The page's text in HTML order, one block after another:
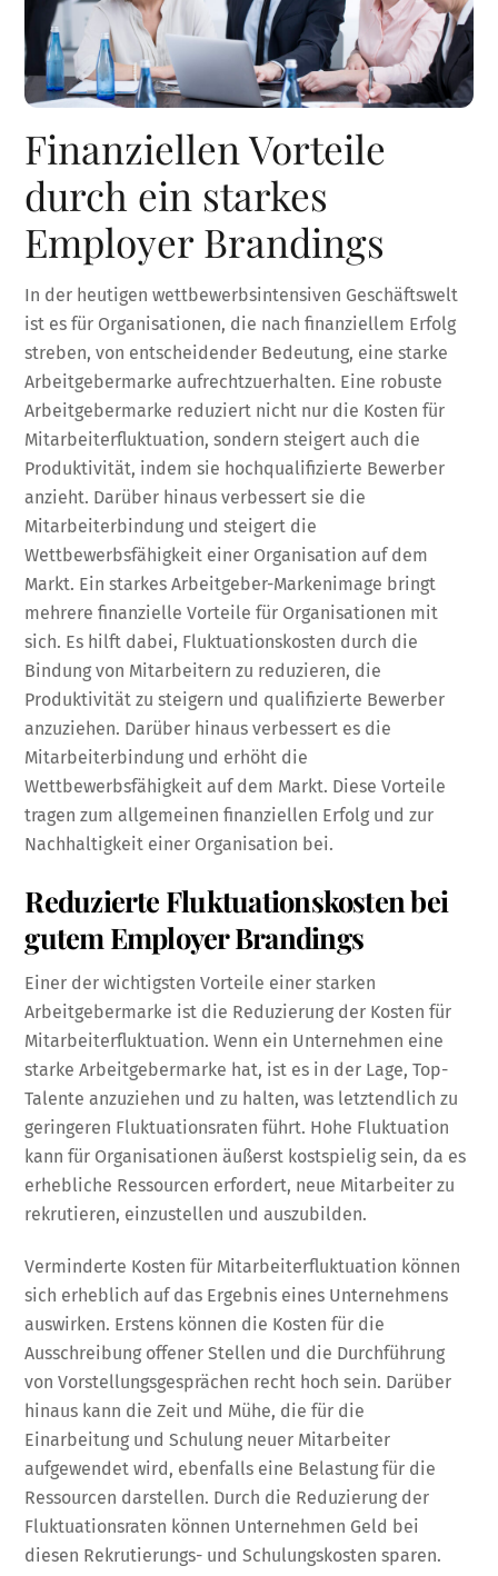
Finanziellen Vorteile
durch ein starkes
Employer Brandings
In der heutigen wettbewerbsintensiven Geschäftswelt
ist es für Organisationen, die nach finanziellem Erfolg
streben, von entscheidender Bedeutung, eine starke
Arbeitgebermarke aufrechtzuerhalten. Eine robuste
Arbeitgebermarke reduziert nicht nur die Kosten für
Mitarbeiterfluktuation, sondern steigert auch die
Produktivität, indem sie hochqualifizierte Bewerber
anzieht. Darüber hinaus verbessert sie die
Mitarbeiterbindung und steigert die
Wettbewerbsfähigkeit einer Organisation auf dem
Markt. Ein starkes Arbeitgeber-Markenimage bringt
mehrere finanzielle Vorteile für Organisationen mit
sich. Es hilft dabei, Fluktuationskosten durch die
Bindung von Mitarbeitern zu reduzieren, die
Produktivität zu steigern und qualifizierte Bewerber
anzuziehen. Darüber hinaus verbessert es die
Mitarbeiterbindung und erhöht die
Wettbewerbsfähigkeit auf dem Markt. Diese Vorteile
tragen zum allgemeinen finanziellen Erfolg und zur
Nachhaltigkeit einer Organisation bei.
Reduzierte Fluktuationskosten bei
gutem Employer Brandings
Einer der wichtigsten Vorteile einer starken
Arbeitgebermarke ist die Reduzierung der Kosten für
Mitarbeiterfluktuation. Wenn ein Unternehmen eine
starke Arbeitgebermarke hat, ist es in der Lage, Top-
Talente anzuziehen und zu halten, was letztendlich zu
geringeren Fluktuationsraten führt. Hohe Fluktuation
kann für Organisationen äußerst kostspielig sein, da es
erhebliche Ressourcen erfordert, neue Mitarbeiter zu
rekrutieren, einzustellen und auszubilden.
Verminderte Kosten für Mitarbeiterfluktuation können
sich erheblich auf das Ergebnis eines Unternehmens
auswirken. Erstens können die Kosten für die
Ausschreibung offener Stellen und die Durchführung
von Vorstellungsgesprächen recht hoch sein. Darüber
hinaus kann die Zeit und Mühe, die für die
Einarbeitung und Schulung neuer Mitarbeiter
aufgewendet wird, ebenfalls eine Belastung für die
Ressourcen darstellen. Durch die Reduzierung der
Fluktuationsraten können Unternehmen Geld bei
diesen Rekrutierungs- und Schulungskosten sparen.